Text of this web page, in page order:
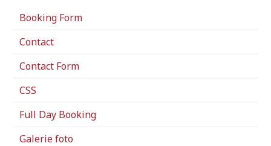
Booking Form
Contact
Contact Form
CSS
Full Day Booking
Galerie foto